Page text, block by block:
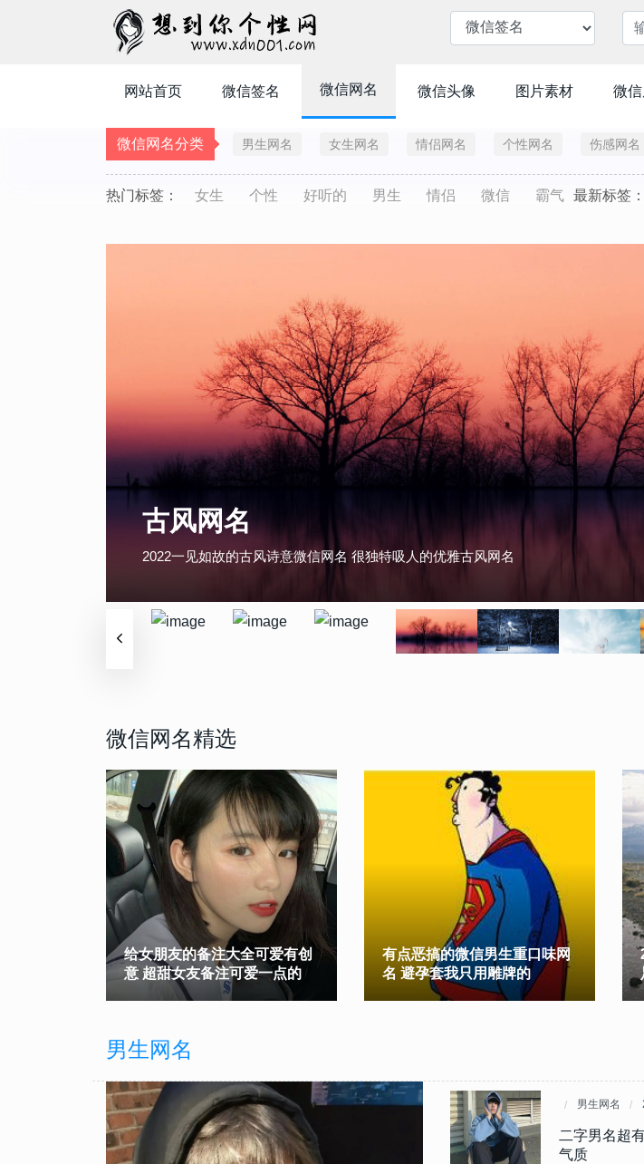
网站首页 微信签名 微信网名 微信头像 图片素材 微
微信网名分类 男生网名 女生网名 情侣网名 个性网名 伤感网名
热门标签： 女生 个性 好听的 男生 情侣 微信 霸气 最新标签：
古风网名
2022一见如故的古风诗意微信网名 很独特吸人的优雅古风网名
游戏网名
怎样的网名最吸引人注意了，那当然是有趣的网名啦，很奇葩但却又不失搞笑的网名
非主流网名
90后用过的经典好听非主流网名 最火的火星文非主流网名
经典网名
2022超级文艺的流行温柔男生网名 别具一格的特色男生网名
小清新网名
网易云有意境的精选的六字网名 回忆不能淡忘
文艺网名
汉服女孩最爱的五字古风韵味网名 古风古味的五字韵味网名
幸福网名
2022精选暖人心弦的个性网名 看一眼就能温暖你的网名
悲伤网名
伤感网名大全2022最新版的 伤心时最适用的伤感网名
微信网名精选
给女朋友的备注大全可爱有创
意 超甜女友备注可爱一点的
有点恶搞的微信男生重口味网
名 避孕套我只用雕牌的
男生网名
男生网名 2024-06-12
很迷人的优质男生网名 彰显魅力
的气质昵称
男生网名
二字男名超
气质
男生网名 2024-05-07
适合大学男生的微信网名 大学生
好听男昵称大全
男生网名
王者荣耀的
打野昵称